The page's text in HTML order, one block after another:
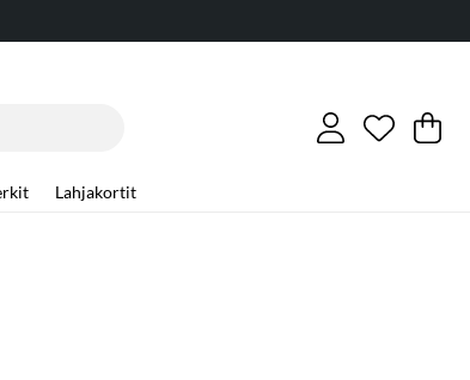
. .
Lahjakortit